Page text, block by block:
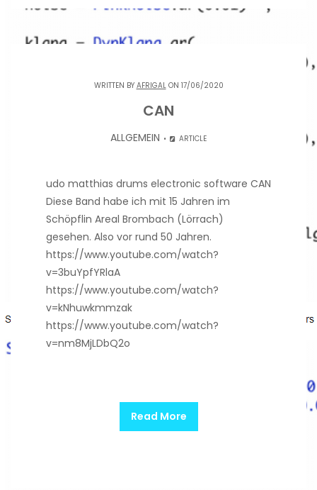
WRITTEN BY AFRIGALON 17/06/2020
CAN
ALLGEMEIN ARTICLE
udo matthias drums electronic software CAN
Diese Band habe ich mit 15 Jahren im
Schöpflin Areal Brombach (Lörrach)
gesehen. Also vor rund 50 Jahren.
https://www.youtube.com/watch?
v=3buYpfYRlaA
https://www.youtube.com/watch?
v=kNhuwkmmzak
https://www.youtube.com/watch?
v=nm8MjLDbQ2o
Read More